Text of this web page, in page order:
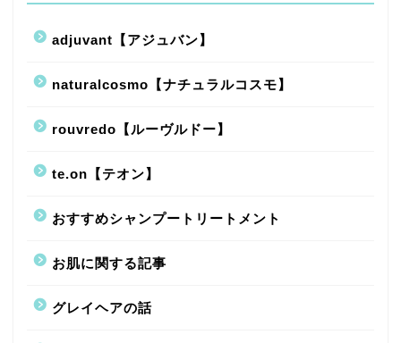
adjuvant【アジュバン】
naturalcosmo【ナチュラルコスモ】
rouvredo【ルーヴルドー】
te.on【テオン】
おすすめシャンプートリートメント
お肌に関する記事
グレイヘアの話